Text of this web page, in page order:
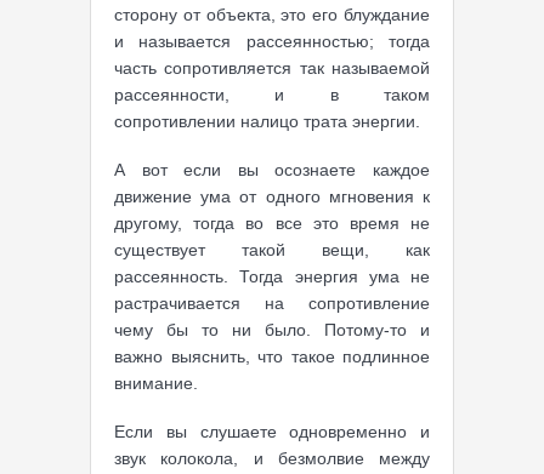
сторону от объекта, это его блуждание
и называется рассеянностью; тогда
часть сопротивляется так называемой
рассеянности, и в таком
сопротивлении налицо трата энергии.
А вот если вы осознаете каждое
движение ума от одного мгновения к
другому, тогда во все это время не
существует такой вещи, как
рассеянность. Тогда энергия ума не
растрачивается на сопротивление
чему бы то ни было. Потому-то и
важно выяснить, что такое подлинное
внимание.
Если вы слушаете одновременно и
звук колокола, и безмолвие между